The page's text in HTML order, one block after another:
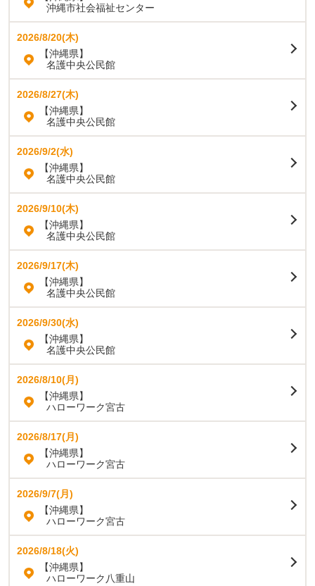
沖縄市社会福祉センター
2026/8/20(木)
【沖縄県】
名護中央公民館
2026/8/27(木)
【沖縄県】
名護中央公民館
2026/9/2(水)
【沖縄県】
名護中央公民館
2026/9/10(木)
【沖縄県】
名護中央公民館
2026/9/17(木)
【沖縄県】
名護中央公民館
2026/9/30(水)
【沖縄県】
名護中央公民館
2026/8/10(月)
【沖縄県】
ハローワーク宮古
2026/8/17(月)
【沖縄県】
ハローワーク宮古
2026/9/7(月)
【沖縄県】
ハローワーク宮古
2026/8/18(火)
【沖縄県】
ハローワーク八重山